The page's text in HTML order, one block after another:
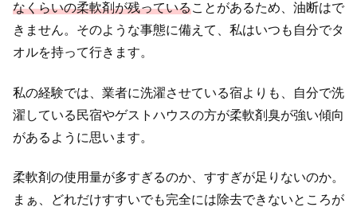
なくらいの柔軟剤が残っていることがあるため、油断はで
きません。そのような事態に備えて、私はいつも自分でタ
オルを持って行きます。
私の経験では、業者に洗濯させている宿よりも、自分で洗
濯している民宿やゲストハウスの方が柔軟剤臭が強い傾向
があるように思います。
柔軟剤の使用量が多すぎるのか、すすぎが足りないのか。
まぁ、どれだけすすいでも完全には除去できないところが